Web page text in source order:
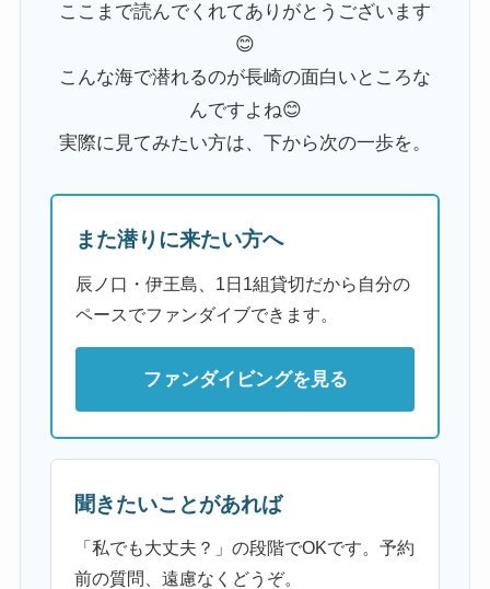
ここまで読んでくれてありがとうございます
😊
こんな海で潜れるのが長崎の面白いところな
んですよね😊
実際に見てみたい方は、下から次の一歩を。
また潜りに来たい方へ
辰ノ口・伊王島、1日1組貸切だから自分の
ペースでファンダイブできます。
ファンダイビングを見る
聞きたいことがあれば
「私でも大丈夫？」の段階でOKです。予約
前の質問、遠慮なくどうぞ。